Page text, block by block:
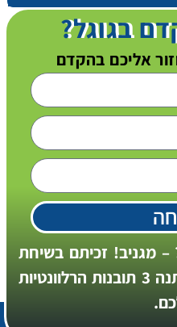
בגוגל?
אליכם בהקדם
– מגניב! זכיתם בשיחת
טלפון בה אעניק לכם במתנה 3 תובנות הרלוונטיות